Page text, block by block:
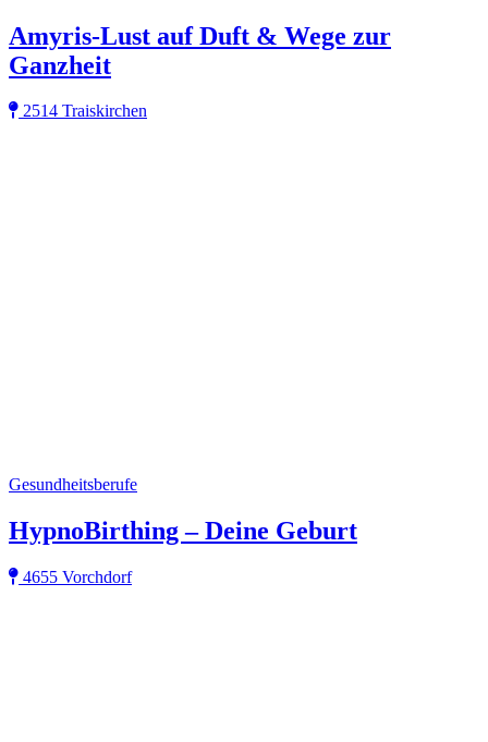
Amyris-Lust auf Duft & Wege zur
Ganzheit
2514 Traiskirchen
Gesundheitsberufe
HypnoBirthing – Deine Geburt
4655 Vorchdorf